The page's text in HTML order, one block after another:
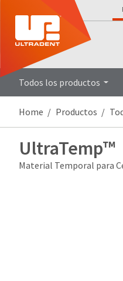
Todos los productos
Home Productos
UltraTemp™
Material Temporal para